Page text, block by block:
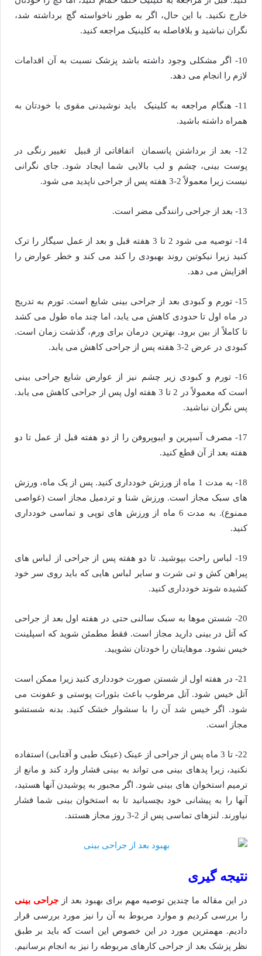
خارج نکنید. با این حال، اگر به طور ناخواسته گچ برداشته شد،
نگران نباشید و بلافاصله به کلینیک مراجعه کنید.
10- اگر مشکلی وجود داشته باشد پزشک نسبت به آن اقدامات
لازم را انجام می دهد.
11- هنگام مراجعه به کلینیک باید نوشیدنی مقوی با خودتان به
همراه داشته باشید.
12- بعد از برداشتن پانسمان اتفاقاتی از قبیل تغییر رنگی در
پوست بینی، چشم و لب بالایی شما ایجاد شود. جای نگرانی
نیست زیرا معمولاً 2-3 هفته پس از جراحی ناپدید می شود.
13- بعد از جراحی رانندگی مضر است.
14- توصیه می شود 2 تا 3 هفته قبل و بعد از عمل سیگار را ترک
کنید زیرا نیکوتین روند بهبودی را کند می کند و خطر عوارض را
افزایش می دهد.
15- تورم و کبودی بعد از جراحی بینی شایع است. تورم به تدریج
در ماه اول تا حدودی کاهش می یابد، اما چند ماه طول می کشد
تا کاملاً از بین برود. بهترین درمان برای ورم، گذشت زمان است.
کبودی در عرض 2-3 هفته پس از جراحی کاهش می یابد.
16- تورم و کبودی زیر چشم نیز از عوارض شایع جراحی بینی
است که معمولاً در 2 تا 3 هفته اول پس از جراحی کاهش می یابد.
پس نگران نباشید.
17- مصرف آسپرین و ایبوپروفن را از دو هفته قبل از عمل تا دو
هفته بعد از آن قطع کنید.
18- به مدت 1 ماه از ورزش خودداری کنید. پس از یک ماه، ورزش
های سبک مجاز است. ورزش شنا و تردمیل مجاز است (غواصی
ممنوع). به مدت 6 ماه از ورزش های توپی و تماسی خودداری
کنید.
19- لباس راحت بپوشید. تا دو هفته پس از جراحی از لباس های
پیراهن کش و تی شرت و سایر لباس هایی که باید روی سر خود
کشیده شوند خودداری کنید.
20- شستن موها به سبک سالنی حتی در هفته اول بعد از جراحی
که آتل در بینی دارید مجاز است. فقط مطمئن شوید که اسپلینت
خیس نشود. موهایتان را خودتان نشویید.
21- در هفته اول از شستن صورت خودداری کنید زیرا ممکن است
آتل خیس شود. آتل مرطوب باعث بثورات پوستی و عفونت می
شود. اگر خیس شد آن را با سشوار خشک کنید. بدنه شستشو
مجاز است.
22- تا 3 ماه پس از جراحی از عینک (عینک طبی و آفتابی) استفاده
نکنید، زیرا پدهای بینی می تواند به بینی فشار وارد کند و مانع از
ترمیم استخوان های بینی شود. اگر مجبور به پوشیدن آنها هستید،
آنها را به پیشانی خود بچسبانید تا به استخوان بینی شما فشار
نیاورند. لنزهای تماسی پس از 2-3 روز مجاز هستند.
نتیجه گیری
در این مقاله ما چندین توصیه مهم برای بهبود بعد ازجراحی بینی
را بررسی کردیم و موارد مربوط به آن را نیز مورد بررسی قرار
دادیم. مهمترین مورد در این خصوص این است که باید بر طبق
نظر پزشک بعد از جراحی کارهای مربوطه را نیز به انجام برسانیم.